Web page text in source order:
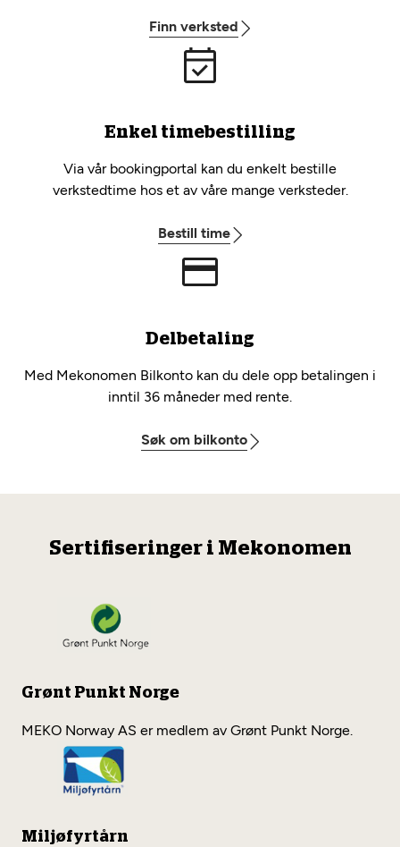
Finn verksted
Enkel timebestilling
Via vår bookingportal kan du enkelt bestille
verkstedtime hos et av våre mange verksteder.
Bestill time
Delbetaling
Med Mekonomen Bilkonto kan du dele opp betalingen i
inntil 36 måneder med rente.
Søk om bilkonto
Sertifiseringer i Mekonomen
Grønt Punkt Norge
MEKO Norway AS er medlem av Grønt Punkt Norge.
Miljøfyrtårn